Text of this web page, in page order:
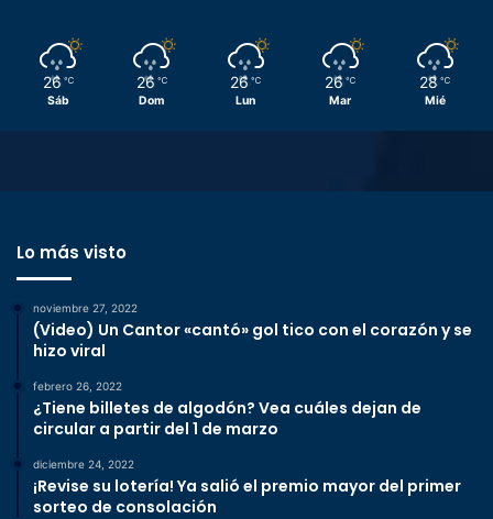
26 ℃
Sáb
26 ℃
Dom
26 ℃
Lun
26 ℃
Mar
28 ℃
Mié
Lo más visto
noviembre 27, 2022
(Video) Un Cantor «cantó» gol tico con el corazón y se
hizo viral
febrero 26, 2022
¿Tiene billetes de algodón? Vea cuáles dejan de
circular a partir del 1 de marzo
diciembre 24, 2022
¡Revise su lotería! Ya salió el premio mayor del primer
sorteo de consolación